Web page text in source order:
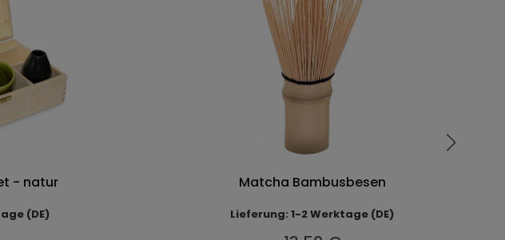
- natur
(DE)
Matcha Bambusbesen
Lieferung: 1-2 Werktage (DE)